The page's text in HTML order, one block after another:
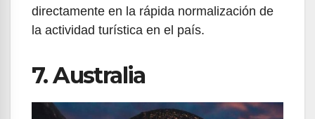
directamente en la rápida normalización de
la actividad turística en el país.
7. Australia